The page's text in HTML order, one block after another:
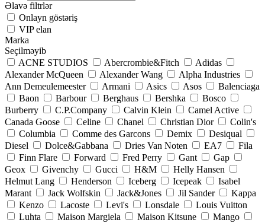
Əlavə filtrlər
Onlayn göstəriş
VIP elan
Marka
Seçilməyib
ACNE STUDIOS
Abercrombie&Fitch
Adidas
Alexander McQueen
Alexander Wang
Alpha Industries
Ann Demeulemeester
Armani Asics Asos
Balenciaga
Baon
Barbour Berghaus Bershka
Bosco
Burberry
C.P.Company Calvin Klein
Camel Active
Canada Goose
Celine Chanel Christian Dior
Colin's
Columbia
Comme des Garcons Demix
Desiqual
Diesel
Dolce&Gabbana Dries Van Noten EA7
Fila
Finn Flare
Forward Fred Perry Gant
Gap
Geox
Givenchy Gucci H&M
Helly Hansen
Helmut Lang
Henderson Iceberg Icepeak
Isabel
Marant
Jack Wolfskin Jack&Jones Jil Sander
Kappa
Kenzo
Lacoste Levi's Lonsdale
Louis Vuitton
Luhta
Maison Margiela Maison Kitsune
Mango